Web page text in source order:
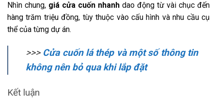
Nhìn chung, giá cửa cuốn nhanh dao động từ vài chục đến
hàng trăm triệu đồng, tùy thuộc vào cấu hình và nhu cầu cụ
thể của từng dự án.
>>> Cửa cuốn lá thép và một số thông tin
không nên bỏ qua khi lắp đặt
Kết luận